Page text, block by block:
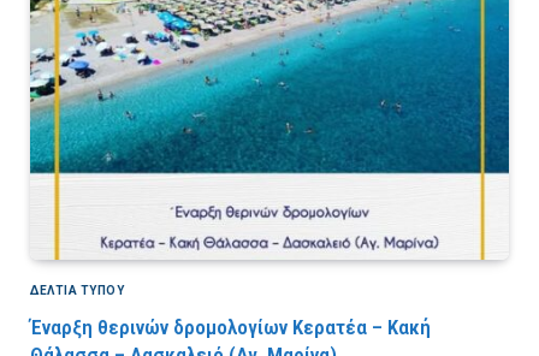
ΔΕΛΤΙΑ ΤΥΠΟΥ
Έναρξη θερινών δρομολογίων Κερατέα – Κακή